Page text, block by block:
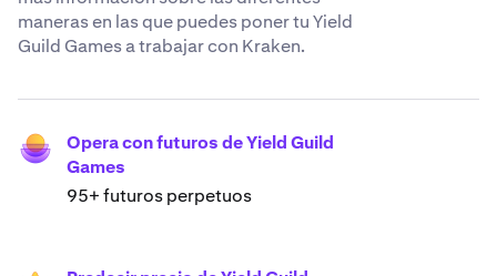
maneras en las que puedes poner tu Yield
Guild Games a trabajar con Kraken.
Opera con futuros de Yield Guild
Games
95+ futuros perpetuos